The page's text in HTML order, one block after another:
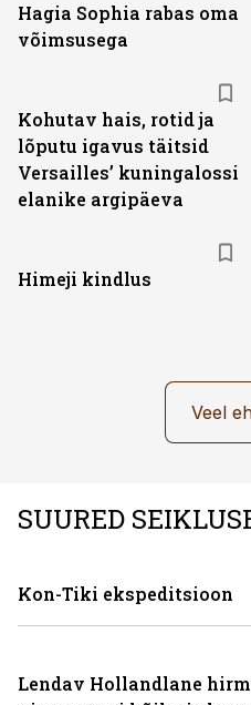
Hagia Sophia rabas oma
võimsusega
Kohutav hais, rotid ja
lõputu igavus täitsid
Versailles’ kuningalossi
elanike argipäeva
Himeji kindlus
Veel
SUURED
Kon-Tiki ekspeditsioon
Lendav Hollandlane